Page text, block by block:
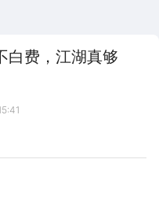
白费，江湖真够